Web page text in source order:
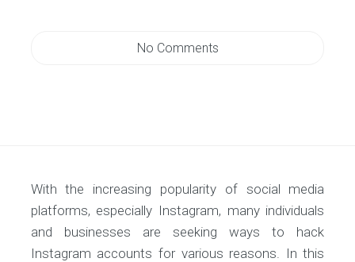
No Comments
With the increasing popularity of social media
platforms, especially Instagram, many individuals
and businesses are seeking ways to hack
Instagram accounts for various reasons. In this